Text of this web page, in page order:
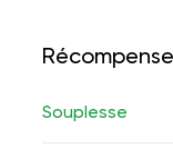
Récompense
Souplesse